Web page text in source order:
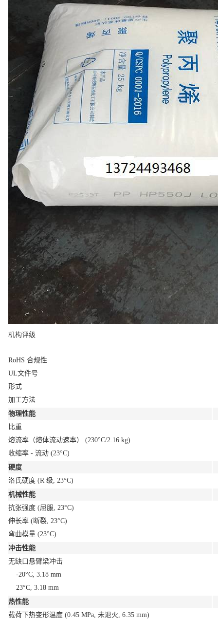
机构评级
RoHS 合规性
UL文件号
形式
加工方法
物理性能
比重
熔流率（熔体流动速率） (230°C/2.16 kg)
收缩率 - 流动 (23°C)
硬度
洛氏硬度 (R 级, 23°C)
机械性能
抗张强度 (屈服, 23°C)
伸长率 (断裂, 23°C)
弯曲模量 (23°C)
冲击性能
无缺口悬臂梁冲击
-20°C, 3.18 mm
23°C, 3.18 mm
热性能
载荷下热变形温度 (0.45 MPa, 未退火, 6.35 mm)